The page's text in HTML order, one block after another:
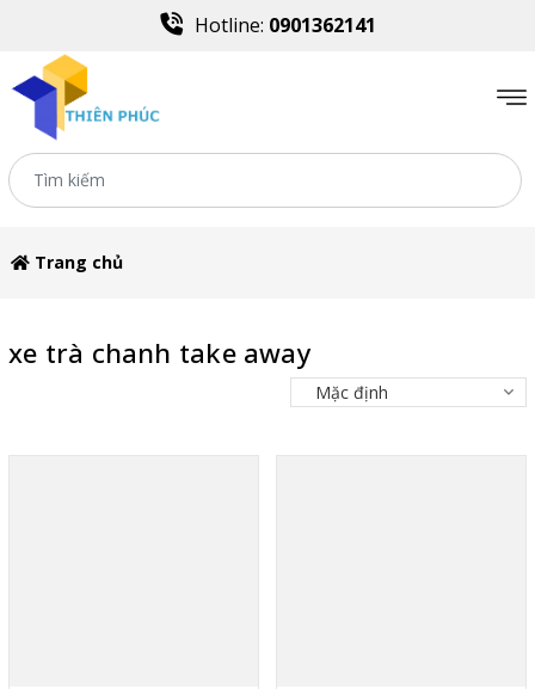
Hotline: 0901362141
Trang chủ
xe trà chanh take away